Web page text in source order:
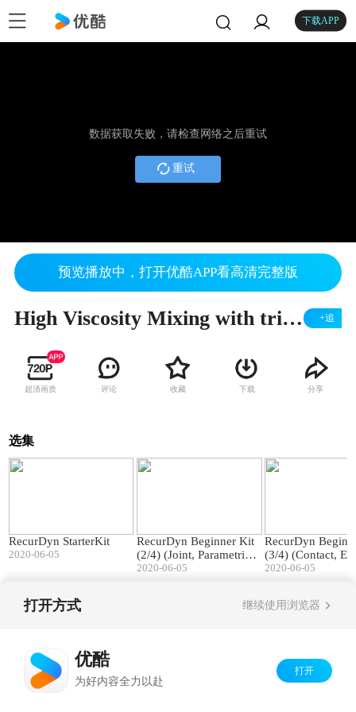
下载APP
数据获取失败，请检查网络之后重试
重试
预览播放中，打开优酷APP看高清完整版
High Viscosity Mixing with triple impellers with Ensight view +追
超清画质 评论 收藏 下载 分享
选集
RecurDyn StarterKit
2020-06-05
RecurDyn Beginner Kit
(2/4) (Joint, Parametric V
alue/Point, Subsystem, F
2020-06-05
RecurDyn
(3/4) (Contact,
n)
2020-06-05
打开方式 继续使用浏览器
优酷
为好内容全力以赴
打开